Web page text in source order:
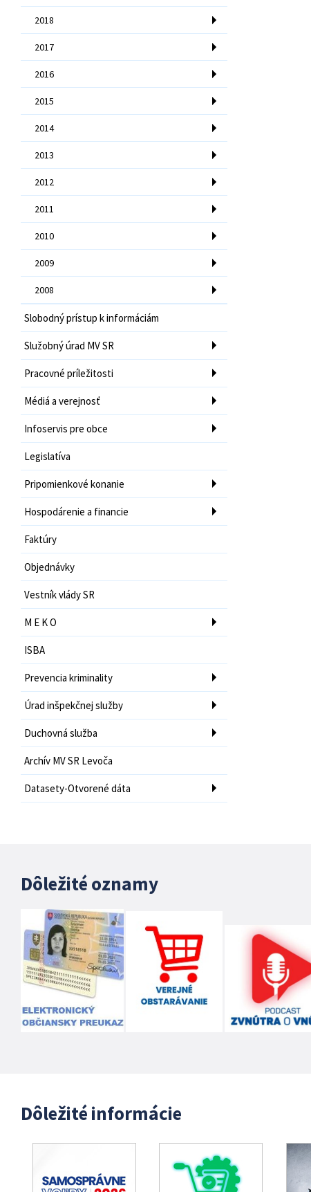
2018
2017
2016
2015
2014
2013
2012
2011
2010
2009
2008
Slobodný prístup k informáciám
Služobný úrad MV SR
Pracovné príležitosti
Médiá a verejnosť
Infoservis pre obce
Legislatíva
Pripomienkové konanie
Hospodárenie a financie
Faktúry
Objednávky
Vestník vlády SR
M E K O
ISBA
Prevencia kriminality
Úrad inšpekčnej služby
Duchovná služba
Archív MV SR Levoča
Datasety-Otvorené dáta
Dôležité oznamy
Dôležité informácie